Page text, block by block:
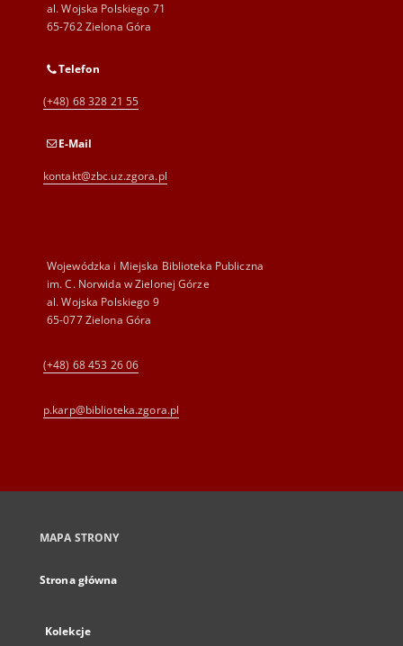
al. Wojska Polskiego 71
65-762 Zielona Góra
Telefon
(+48) 68 328 21 55
E-Mail
kontakt@zbc.uz.zgora.pl
Wojewódzka i Miejska Biblioteka Publiczna
im. C. Norwida w Zielonej Górze
al. Wojska Polskiego 9
65-077 Zielona Góra
(+48) 68 453 26 06
p.karp@biblioteka.zgora.pl
MAPA STRONY
Strona główna
Kolekcje